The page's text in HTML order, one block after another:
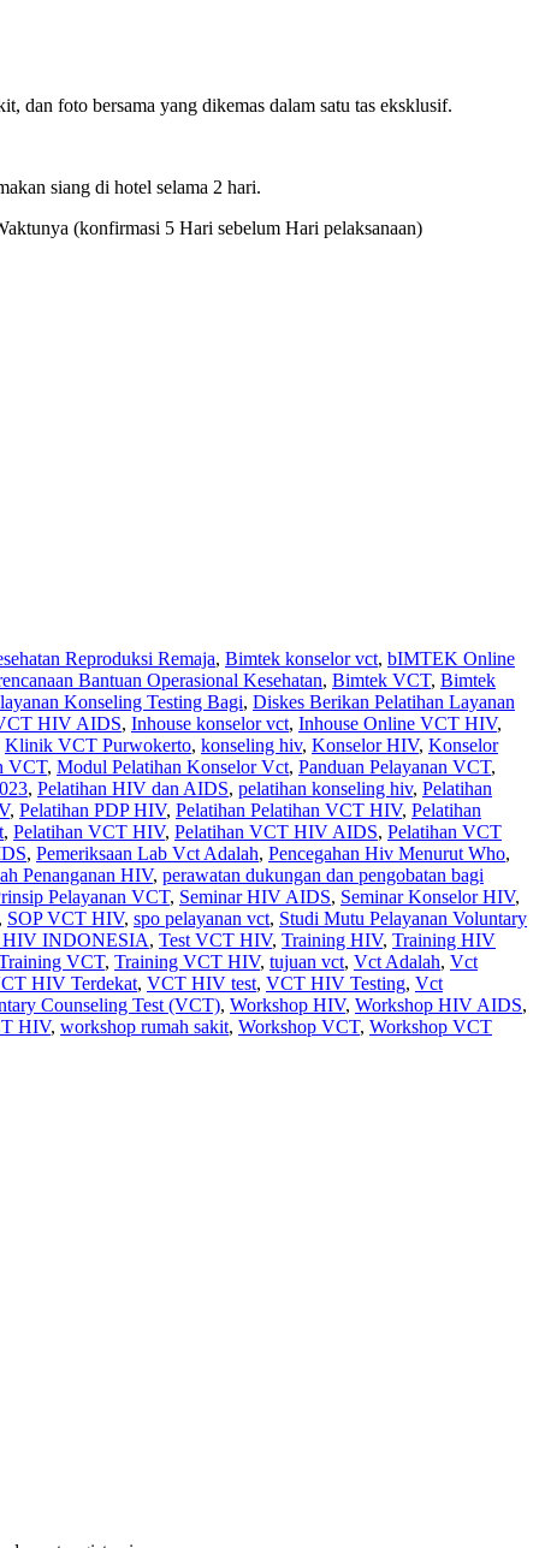
dan foto bersama yang dikemas dalam satu tas eksklusif.
siang di hotel selama 2 hari.
(konfirmasi 5 Hari sebelum Hari pelaksanaan)
Reproduksi Remaja, Bimtek konselor vct, bIMTEK Online
Bantuan Operasional Kesehatan, Bimtek VCT, Bimtek
Konseling Testing Bagi, Diskes Berikan Pelatihan Layanan
HIV AIDS, Inhouse konselor vct, Inhouse Online VCT HIV,
Klinik VCT Purwokerto, konseling hiv, Konselor HIV, Konselor
VCT, Modul Pelatihan Konselor Vct, Panduan Pelayanan VCT,
, Pelatihan HIV dan AIDS, pelatihan konseling hiv, Pelatihan
, Pelatihan PDP HIV, Pelatihan Pelatihan VCT HIV, Pelatihan
, Pelatihan VCT HIV, Pelatihan VCT HIV AIDS, Pelatihan VCT
, Pemeriksaan Lab Vct Adalah, Pencegahan Hiv Menurut Who,
Penanganan HIV, perawatan dukungan dan pengobatan bagi
Pelayanan VCT, Seminar HIV AIDS, Seminar Konselor HIV,
, SOP VCT HIV, spo pelayanan vct, Studi Mutu Pelayanan Voluntary
INDONESIA, Test VCT HIV, Training HIV, Training HIV
VCT, Training VCT HIV, tujuan vct, Vct Adalah, Vct
HIV Terdekat, VCT HIV test, VCT HIV Testing, Vct
Counseling Test (VCT), Workshop HIV, Workshop HIV AIDS,
HIV, workshop rumah sakit, Workshop VCT, Workshop VCT